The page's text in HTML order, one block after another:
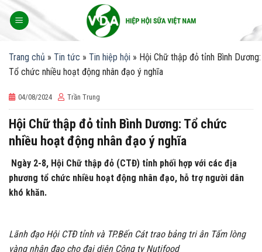
Trang chủ » Tin tức » Tin hiệp hội » Hội Chữ thập đỏ tỉnh Bình Dương:
Tổ chức nhiều hoạt động nhân đạo ý nghĩa
04/08/2024 Trần Trung
Hội Chữ thập đỏ tỉnh Bình Dương: Tổ chức
nhiều hoạt động nhân đạo ý nghĩa
Ngày 2-8, Hội Chữ thập đỏ (CTĐ) tỉnh phối hợp với các địa
phương tổ chức nhiều hoạt động nhân đạo, hỗ trợ người dân
khó khăn.
Lãnh đạo Hội CTĐ tỉnh và TP.Bến Cát trao bảng tri ân Tấm lòng
vàng nhân đạo cho đại diện Công ty Nutifood